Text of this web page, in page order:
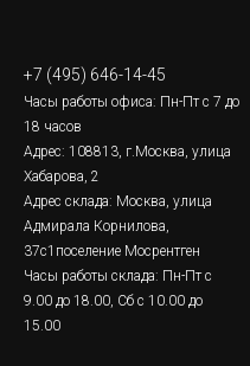
+7 (495) 646-14-45
Часы работы офиса: Пн-Пт с 7 до
18 часов
Адрес: 108813, г.Москва, улица
Хабарова, 2
Адрес склада: Москва, улица
Адмирала Корнилова,
37с1поселение Мосрентген
Часы работы склада: Пн-Пт с
9.00 до 18.00, Сб с 10.00 до
15.00